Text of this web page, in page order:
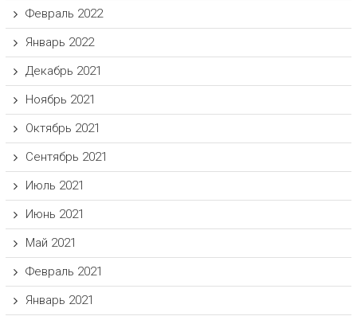
Февраль 2022
Январь 2022
Декабрь 2021
Ноябрь 2021
Октябрь 2021
Сентябрь 2021
Июль 2021
Июнь 2021
Май 2021
Февраль 2021
Январь 2021